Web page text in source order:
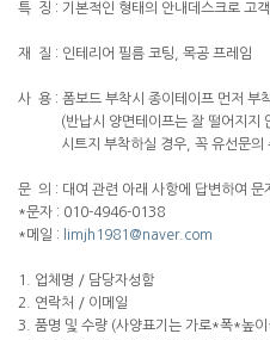
특 징 : 기본적인 형태의 안내데스크로 고
재 질 : 인테리어 필름 코팅, 목공 프레임
사 용 : 폼보드 부착시 종이테이프 먼저 부
(반납시 양면테이프는 잘 떨어지지 않
시트지 부착하실 경우, 꼭 유선문의
문 의 : 대여 관련 아래 사항에 답변하여
*문자 : 010-4946-0138
*메일 :
limjh1981@naver.com
1. 업체명 / 담당자성함
2. 연락처 / 이메일
3. 품명 및 수량 (사양표기는 가로*폭*높